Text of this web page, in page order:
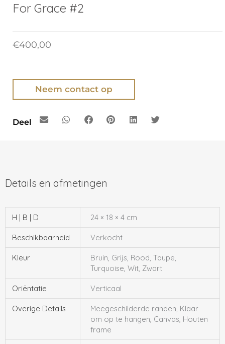
For Grace #2
€400,00
Neem contact op
Deel
H | B | D 24 × 18 × 4 cm
Beschikbaarheid Verkocht
Kleur
Bruin, Grijs, Rood, Taupe,
Turquoise, Wit, Zwart
Oriëntatie Verticaal
Overige Details
Meegeschilderde randen, Klaar
om op te hangen, Canvas, Houten
frame